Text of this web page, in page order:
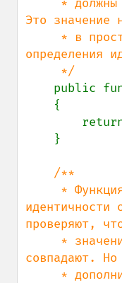
Это значение
определения
public
/**
идентичности
проверяют,
совпадают. Но